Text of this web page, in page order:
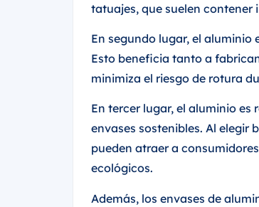
tatuajes, que suelen contener
En segundo lugar, el
Esto beneficia tanto a
minimiza el riesgo de rotura
En tercer lugar, el aluminio es
envases sostenibles. Al elegir
pueden atraer a
ecológicos.
Además, los envases de